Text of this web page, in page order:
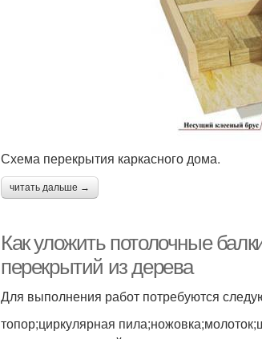
Схема перекрытия каркасного дома.
читать дальше →
Как уложить потолочные
перекрытий из дерева
Для выполнения работ потребуются
топор;циркулярная